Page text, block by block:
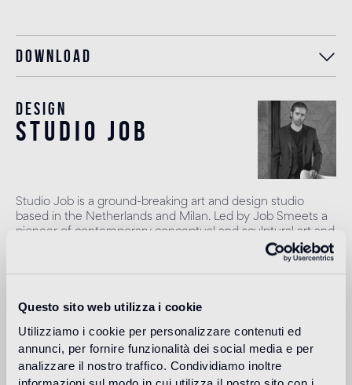
Questo sito web utilizza i cookie
Utilizziamo i cookie per personalizzare contenuti ed
annunci, per fornire funzionalità dei social media e per
analizzare il nostro traffico. Condividiamo inoltre
Download
Design
studio job
Studio Job is a ground-breaking art and design studio
based in the Netherlands and Milan. Led by Job Smeets a
pioneer of contemporary conceptual and sculptural art and
design, he founded Studio Job in 1998 in the renaissance
spirit, combining traditional and modern techniques to
projects and works in their atelier in the Netherlands. The
range of high profile clients, galleries and brands.
Lire plus